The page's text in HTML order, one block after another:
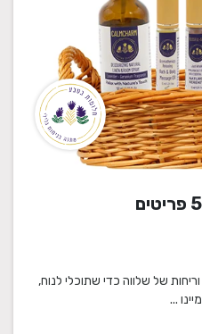
של שלווה כדי שתוכלי לנוח,
...